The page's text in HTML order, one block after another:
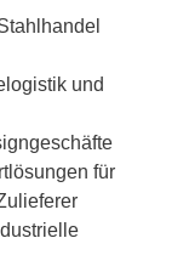
und
für